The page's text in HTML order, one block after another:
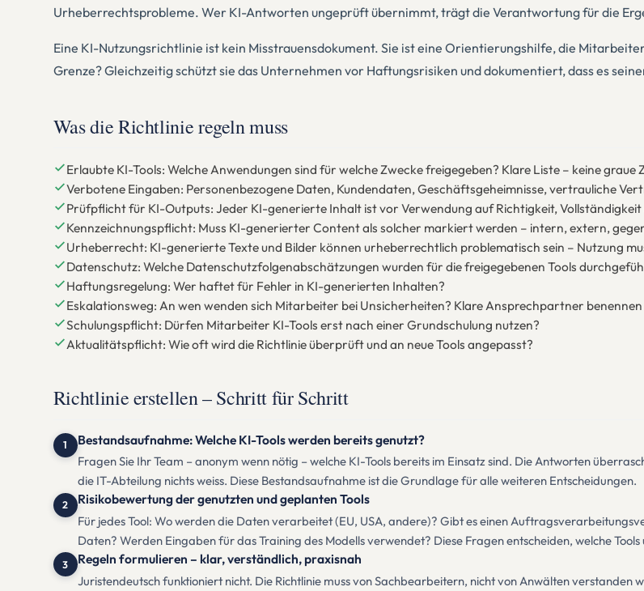
Urheberrechtsprobleme. Wer KI-Antworten ungeprüft übernimmt, trägt die Verantwortung für die
Eine KI-Nutzungsrichtlinie ist kein Misstrauensdokument. Sie ist eine Orientierungshilfe, die
Grenze? Gleichzeitig schützt sie das Unternehmen vor Haftungsrisiken und dokumentiert, dass es
Was die Richtlinie regeln muss
Erlaubte KI-Tools: Welche Anwendungen sind für welche Zwecke freigegeben? Klare Liste – keine graue
Verbotene Eingaben: Personenbezogene Daten, Kundendaten, Geschäftsgeheimnisse, vertrauliche
Prüfpflicht für KI-Outputs: Jeder KI-generierte Inhalt ist vor Verwendung auf Richtigkeit, Vollständigkeit
Kennzeichnungspflicht: Muss KI-generierter Content als solcher markiert werden – intern, extern,
Urheberrecht: KI-generierte Texte und Bilder können urheberrechtlich problematisch sein – Nutzung
Datenschutz: Welche Datenschutzfolgenabschätzungen wurden für die freigegebenen Tools
Haftungsregelung: Wer haftet für Fehler in KI-generierten Inhalten?
Eskalationsweg: An wen wenden sich Mitarbeiter bei Unsicherheiten? Klare Ansprechpartner benennen
Schulungspflicht: Dürfen Mitarbeiter KI-Tools erst nach einer Grundschulung nutzen?
Aktualitätspflicht: Wie oft wird die Richtlinie überprüft und an neue Tools angepasst?
Richtlinie erstellen – Schritt für Schritt
1 Bestandsaufnahme: Welche KI-Tools werden bereits genutzt?
Fragen Sie Ihr Team – anonym wenn nötig – welche KI-Tools bereits im Einsatz sind. Die Antworten
die IT-Abteilung nichts weiss. Diese Bestandsaufnahme ist die Grundlage für alle weiteren Entscheidungen.
2 Risikobewertung der genutzten und geplanten Tools
Für jedes Tool: Wo werden die Daten verarbeitet (EU, USA, andere)? Gibt es einen
Daten? Werden Eingaben für das Training des Modells verwendet? Diese Fragen entscheiden, welche
3 Regeln formulieren – klar, verständlich, praxisnah
Juristendeutsch funktioniert nicht. Die Richtlinie muss von Sachbearbeitern, nicht von Anwälten verstanden